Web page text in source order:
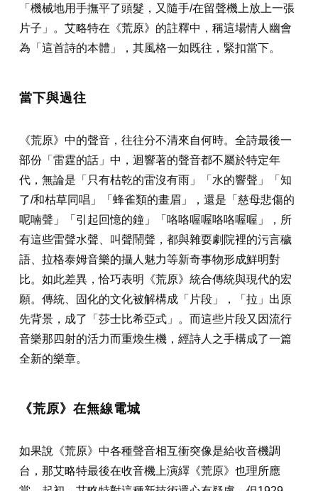
「機械地用手撫平了頭髮，又隨手/在留聲機上放上一張
片子」。艾略特在《荒原》的註釋中，稱這場情人幽會
為「這首詩的本體」，其風格一如既往，緊扣當下。
當下與過往
《荒原》中的聲音，往往分不清來自何時。全詩最後一
部份「雷霆的話」中，迴響著的聲音都不屬於特定年
代，無論是「只有枯乾的雷沒有雨」「水的響聲」「知
了/和枯草同唱」「蜂雀類的畫眉」，還是「慈母悲傷的
呢喃聲」「引起回憶的鐘」「咯咯喔喔咯咯喔喔」，所
有這些雷聲水聲、叫聲鬧聲，都與雜耍劇院裡的污言穢
語、拉格泰姆音樂的攝人魅力等新奇事物形成鮮明對
比。如此差異，恰巧表明《荒原》統合傳統與現代的宏
願。傳統、固化的文化被解構成「片段」，「拉」出原
先背景，成了「莎士比希亞式」。而這些片段又因流行
音樂那四射的活力而重煥生機，經詩人之手構成了一篇
全新的樂章。
《荒原》在無線電城
如果說《荒原》中各種聲音相互衝突像是給收音機調
台，那艾略特最後在收音機上演繹《荒原》也理所應